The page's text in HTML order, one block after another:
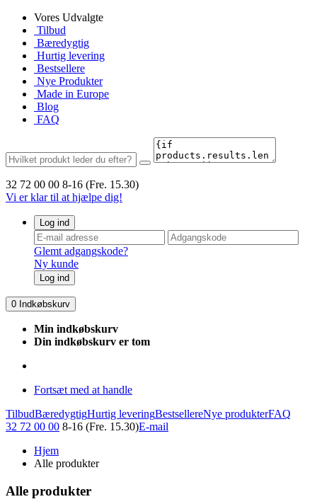
Vores Udvalgte
Tilbud
Bæredygtig
Hurtig levering
Bestsellere
Nye Produkter
Made in Europe
Blog
FAQ
32 72 00 00 8-16 (Fre. 15.30)
Vi er klar til at hjælpe dig!
Log ind
Glemt adgangskode?
Ny kunde
Log ind
0 Indkøbskurv
Min indkøbskurv
Din indkøbskurv er tom
Fortsæt med at handle
TilbudBæredygtigHurtig leveringBestsellereNye produkterFAQ
32 72 00 00 8-16 (Fre. 15.30)E-mail
Hjem
Alle produkter
Alle produkter